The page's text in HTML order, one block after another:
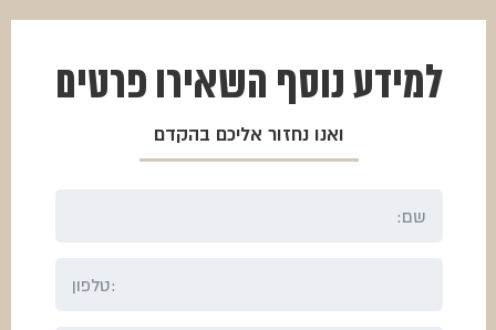
למידע נוסף השאירו פרטים
ואנו נחזור אליכם בהקדם